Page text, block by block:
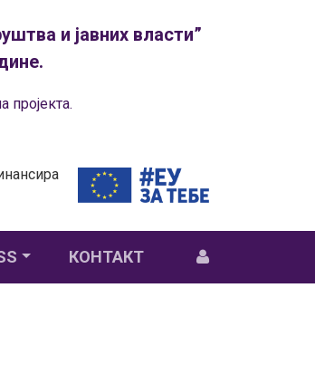
и јавних власти”
КОНТАКТ